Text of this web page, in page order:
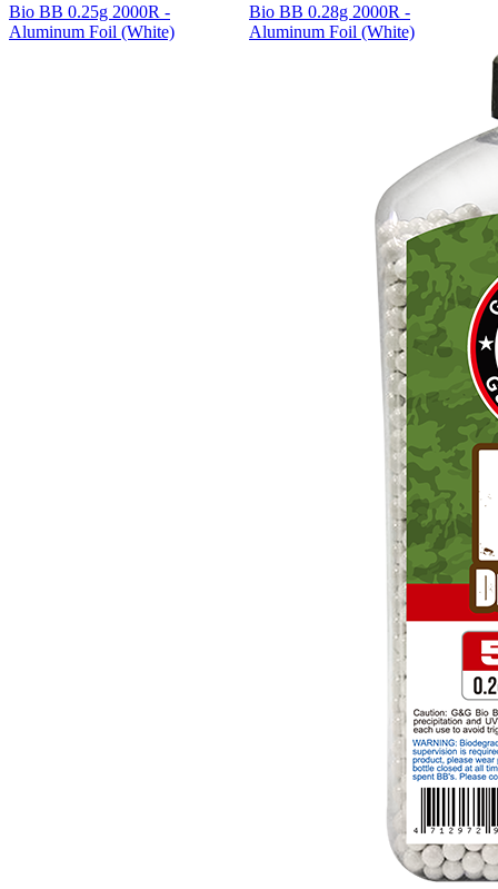
Bio BB 0.25g 2000R -
Aluminum Foil (White)
Bio BB 0.28g 2000R -
Aluminum Foil (White)